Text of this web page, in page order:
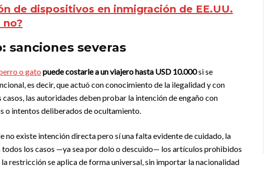
de dispositivos en inmigración de EE.UU.
sanciones severas
o gato puede costarle a un viajero hasta USD 10.000si se
es decir, que actuó con conocimiento de la ilegalidad y con
las autoridades deben probar la intención de engaño con
o intentos deliberados de ocultamiento.
no existe intención directa pero sí una falta evidente de cuidado, la
todos los casos —ya sea por dolo o descuido— los artículos prohibidos
restricción se aplica de forma universal, sin importar la nacionalidad